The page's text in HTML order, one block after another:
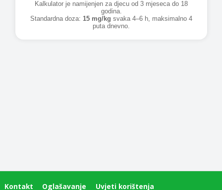
Kontakt Oglašavanje Uvjeti korištenja